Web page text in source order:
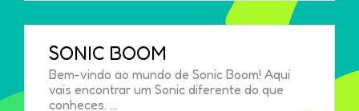
SONIC BOOM
Bem-vindo ao mundo de Sonic Boom! Aqui
vais encontrar um Sonic diferente do que
conheces. ...